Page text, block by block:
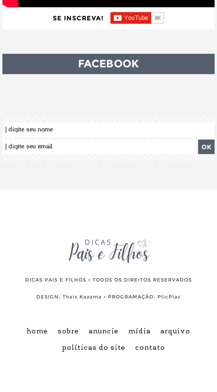
SE INSCREVA!
FACEBOOK
DICAS PAIS E FILHOS • TODOS OS DIREITOS RESERVADOS
DESIGN: Thais Kazama • PROGRAMAÇÃO: PlicPlac
home sobre anuncie mídia arquivo
políticas do site contato